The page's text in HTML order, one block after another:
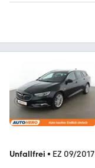
Unfallfrei • EZ 09/2017